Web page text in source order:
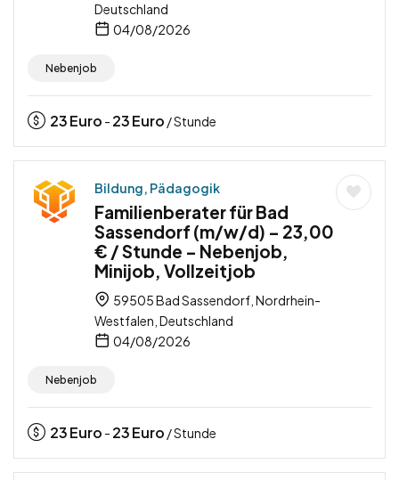
Deutschland
04/08/2026
Nebenjob
23Euro - 23Euro / Stunde
Bildung, Pädagogik
Familienberater für Bad
Sassendorf (m/w/d) – 23,00
€ / Stunde – Nebenjob,
Minijob, Vollzeitjob
59505 Bad Sassendorf, Nordrhein-
Westfalen, Deutschland
04/08/2026
Nebenjob
23Euro - 23Euro / Stunde